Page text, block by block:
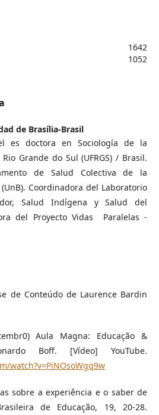
1642
1052
de Brasília-Brasil
es doctora en Sociología de la
Grande do Sul (UFRGS) / Brasil.
de Salud Colectiva de la
Coordinadora del Laboratorio
Salud Indígena y Salud del
del Proyecto Vidas Paralelas -
de Conteúdo de Laurence Bardin
Aula Magna: Educação &
Boff. [Vídeo] YouTube.
watch?v=PiNOsoWgq9w
sobre a experiência e o saber de
de Educação, 19, 20-28.